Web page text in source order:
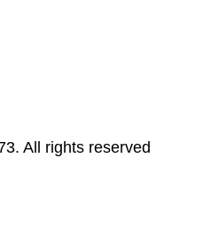
All rights reserved